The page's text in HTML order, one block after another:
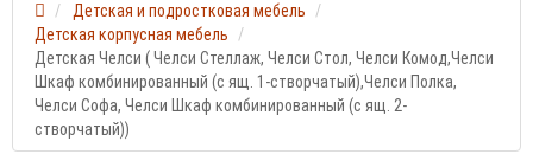
Детская и подростковая мебель
Детская корпусная мебель
Детская Челси ( Челси Стеллаж, Челси Стол, Челси Комод,Челси
Шкаф комбинированный (с ящ. 1-створчатый),Челси Полка,
Челси Софа, Челси Шкаф комбинированный (с ящ. 2-
створчатый))